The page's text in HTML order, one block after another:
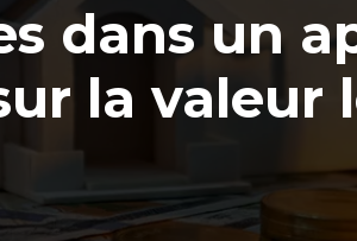
dans un
la valeur